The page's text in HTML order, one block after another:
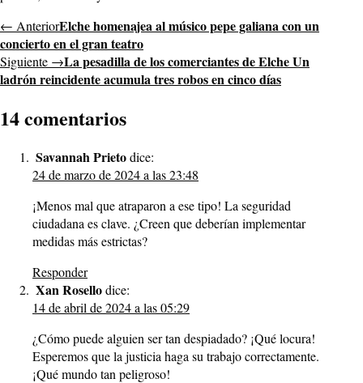
← AnteriorElche homenajea al músico pepe galiana con un
concierto en el gran teatro
Siguiente →La pesadilla de los comerciantes de Elche Un
ladrón reincidente acumula tres robos en cinco días
14 comentarios
Savannah Prietodice:
24 de marzo de 2024 a las 23:48
¡Menos mal que atraparon a ese tipo! La seguridad
ciudadana es clave. ¿Creen que deberían implementar
medidas más estrictas?
Responder
Xan Rosellodice:
14 de abril de 2024 a las 05:29
¿Cómo puede alguien ser tan despiadado? ¡Qué locura!
Esperemos que la justicia haga su trabajo correctamente.
¡Qué mundo tan peligroso!